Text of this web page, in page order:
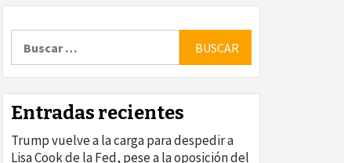
Entradas recientes
Trump vuelve a la carga para despedir a
Lisa Cook de la Fed, pese a la oposición del